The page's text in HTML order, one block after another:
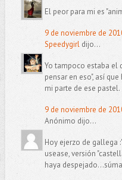
El peor para mi es
9 de noviembre de
Speedygirldijo...
Yo tampoco estaba el
pensar en eso", así
mi parte de ese pastel.
9 de noviembre de
Anónimo dijo...
Hoy ejerzo de gallega
usease, versión
haya